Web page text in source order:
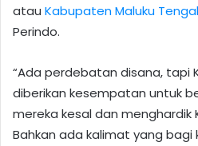
atau Kabupaten Maluku
Perindo.
“Ada perdebatan disana, tapi
diberikan kesempatan untuk
mereka kesal dan menghardik
Bahkan ada kalimat yang